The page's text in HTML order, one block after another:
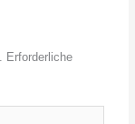
Erforderliche